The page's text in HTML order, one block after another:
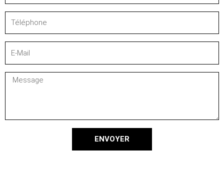
Mail
Message
ENVOYER